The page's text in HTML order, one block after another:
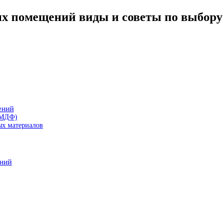
помещений виды и советы по выбору
МДФ)
материалов